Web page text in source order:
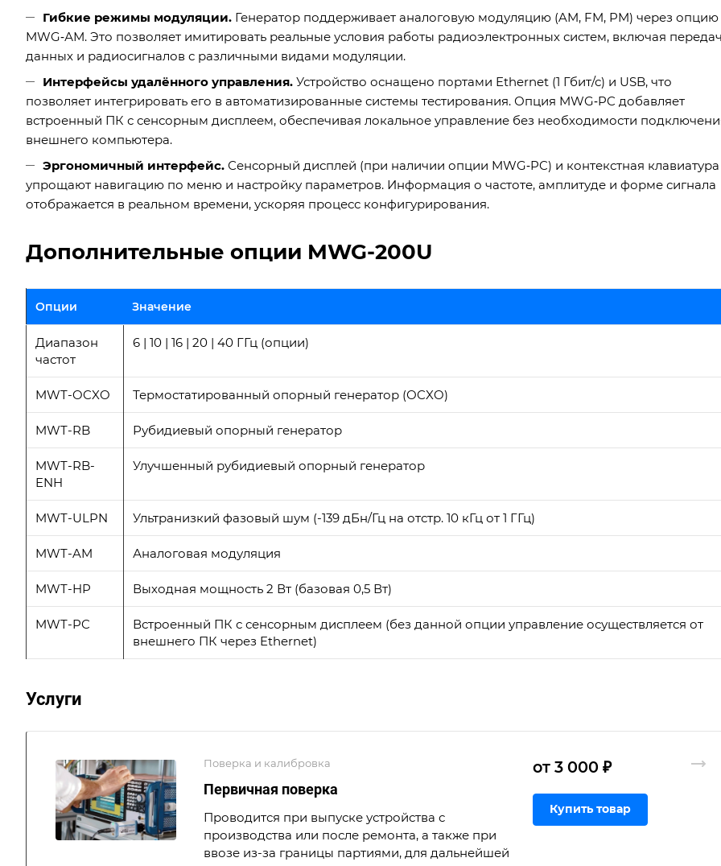
Гибкие режимы модуляции. Генератор поддерживает аналоговую модуляцию (AM, FM, PM) через опцию
MWG‑АМ. Это позволяет имитировать реальные условия работы радиоэлектронных систем, включая
данных и радиосигналов с различными видами модуляции.
Интерфейсы удалённого управления. Устройство оснащено портами Ethernet (1 Гбит/с) и USB, что
позволяет интегрировать его в автоматизированные системы тестирования. Опция MWG‑PC добавляет
встроенный ПК с сенсорным дисплеем, обеспечивая локальное управление без необходимости
внешнего компьютера.
Эргономичный интерфейс. Сенсорный дисплей (при наличии опции MWG‑PC) и контекстная клавиатура
упрощают навигацию по меню и настройку параметров. Информация о частоте, амплитуде и форме сигнала
отображается в реальном времени, ускоряя процесс конфигурирования.
Дополнительные опции MWG-200U
Опции Значение
Диапазон
частот
6 | 10 | 16 | 20 | 40 ГГц (опции)
MWT-OCXO Термостатированный опорный генератор (ОCXO)
MWT-RB Рубидиевый опорный генератор
MWT-RB-
ENH
Улучшенный рубидиевый опорный генератор
MWT-ULPN Ультранизкий фазовый шум (-139 дБн/Гц на отстр. 10 кГц от 1 ГГц)
MWT-AM Аналоговая модуляция
MWT-HP Выходная мощность 2 Вт (базовая 0,5 Вт)
MWT-PC
Встроенный ПК с сенсорным дисплеем (без данной опции управление осуществляется от
внешнего ПК через Ethernet)
Услуги
Поверка и калибровка
Первичная поверка
Проводится при выпуске устройства с
производства или после ремонта, а также при
ввозе из-за границы партиями, для дальнейшей
от 3 000 ₽
Купить товар